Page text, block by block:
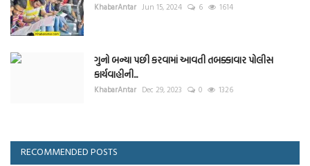
KhabarAntar Jun 15, 2024 6 1614
ગુનો બન્યા પછી કરવામાં આવતી તબક્કાવાર પોલીસ
કાર્યવાહીની...
KhabarAntar Dec 29, 2023 0 1326
RECOMMENDED POSTS